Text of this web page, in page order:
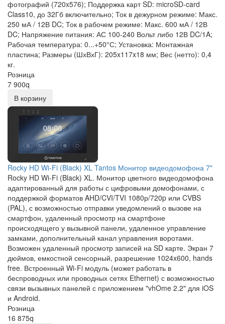
фотографий (720x576); Поддержка карт SD: microSD-card
Class10, до 32Гб включительно; Ток в дежурном режиме: Макс.
250 мА / 12В DC; Ток в рабочем режиме: Макс. 600 мА / 12В
DC; Напряжение питания: АС 100-240 Вольт либо 12В DC/1A;
Рабочая температура: 0...+50°С; Установка: Монтажная
пластина; Размеры (ШхВхГ): 205x117x18 мм; Вес (нетто): 0,4
кг.
Розница
7 900q
В корзину
Rocky HD Wi-Fi (Black) XL Tantos Монитор видеодомофона 7"
Rocky HD Wi-Fi (Black) XL. Монитор цветного видеодомофона
адаптированный для работы с цифровыми домофонами, с
поддержкой форматов AHD/CVI/TVI 1080р/720p или CVBS
(PAL), с возможностью отправки уведомлений о вызове на
смартфон, удаленный просмотр на смартфоне
происходящего у вызывной панели, удаленное управление
замками, дополнительный канал управления воротами.
Возможен удаленный просмотр записей на SD карте. Экран 7
дюймов, емкостной сенсорный, разрешение 1024x600, hands
free. Встроенный Wi-Fi модуль (может работать в
беспроводных или проводных сетях Ethernet) с возможностью
связи вызывных панелей с приложением "vhOme 2.2" для iOS
и Android.
Розница
16 875q